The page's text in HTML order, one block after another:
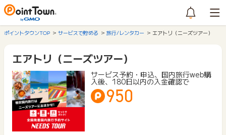
ポイントタウンTOP サービスで貯める 旅行/レンタカー エアトリ（ニーズツアー）
エアトリ（ニーズツアー）
サービス予約・申込、国内旅行web購
入後、180日以内の入金確認で
950